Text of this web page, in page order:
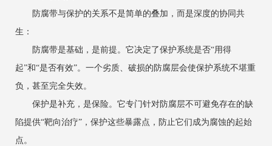
防腐带与保护的关系不是简单的叠加，而是深度的协同共
生：
防腐带是基础，是前提。它决定了保护系统是否“用得
起”和“是否有效”。一个劣质、破损的防腐层会使保护系统不堪重
负，甚至完全失效。
保护是补充，是保险。它专门针对防腐层不可避免存在的缺
陷提供“靶向治疗”，保护这些暴露点，防止它们成为腐蚀的起始
点。